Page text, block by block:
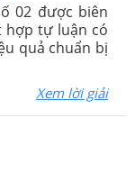
02 được biên
hợp tự luận có
quả chuẩn bị
Xem lời giải